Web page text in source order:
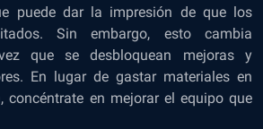
puede dar la impresión de que los
Sin embargo, esto cambia
que se desbloquean mejoras y
En lugar de gastar materiales en
concéntrate en mejorar el equipo que